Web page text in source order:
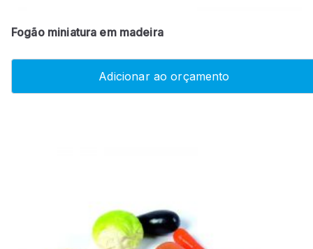
Fogão miniatura em madeira
Adicionar ao orçamento